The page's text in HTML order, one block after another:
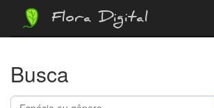
Flora Digital
Busca